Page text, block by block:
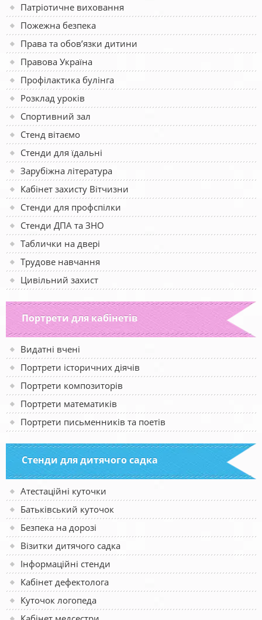
Патріотичне виховання
Пожежна безпека
Права та обов’язки дитини
Правова Україна
Профілактика булінга
Розклад уроків
Спортивний зал
Стенд вітаємо
Стенди для їдальні
Зарубіжна література
Кабінет захисту Вітчизни
Стенди для профспілки
Стенди ДПА та ЗНО
Таблички на двері
Трудове навчання
Цивільний захист
Портрети для кабінетів
Видатні вчені
Портрети історичних діячів
Портрети композиторів
Портрети математиків
Портрети письменників та поетів
Стенди для дитячого садка
Атестаційні куточки
Батьківський куточок
Безпека на дорозі
Візитки дитячого садка
Інформаційні стенди
Кабінет дефектолога
Куточок логопеда